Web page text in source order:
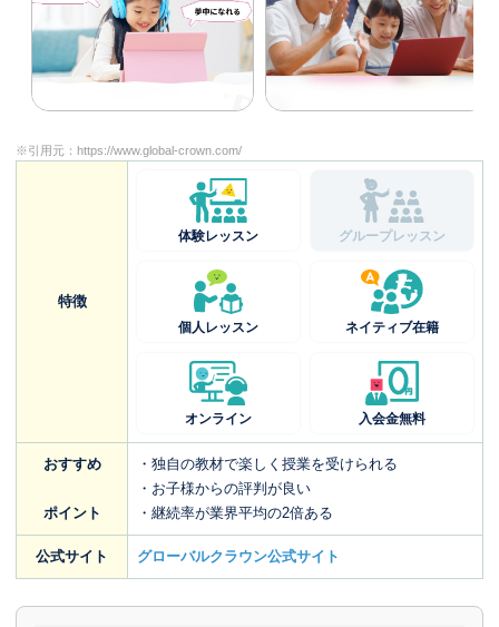
※引用元： https://www.global-crown.com/
特徴
体験レッスン グループレッスン
個人レッスン ネイティブ在籍
オンライン 入会金無料
おすすめ
ポイント
・独自の教材で楽しく授業を受けられる
・お子様からの評判が良い
・継続率が業界平均の2倍ある
公式サイト グローバルクラウン公式サイト